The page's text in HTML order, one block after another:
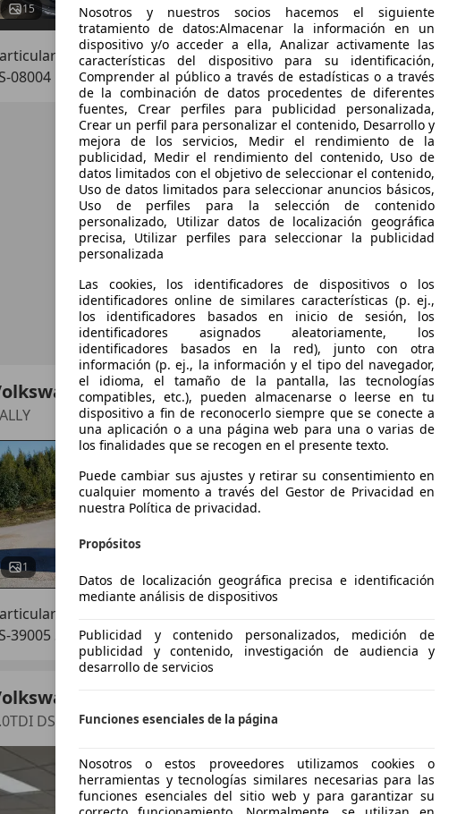
15 04/2015 137.173 km
08004 Barcelona
Scirocco
1
€ 1 Sin
02/1979 8.000 km
39005 Santander
Scirocco
DSG
€ 6.990 Súperoferta
Nosotros y nuestros socios hacemos el siguiente
tratamiento de datos:Almacenar la información en un
dispositivo y/o acceder a ella, Analizar activamente las
características del dispositivo para su identificación,
Comprender al público a través de estadísticas o a través
de la combinación de datos procedentes de diferentes
fuentes, Crear perfiles para publicidad personalizada,
Crear un perfil para personalizar el contenido, Desarrollo y
mejora de los servicios, Medir el rendimiento de la
publicidad, Medir el rendimiento del contenido, Uso de
datos limitados con el objetivo de seleccionar el contenido,
Uso de datos limitados para seleccionar anuncios básicos,
Uso de perfiles para la selección de contenido
personalizado, Utilizar datos de localización geográfica
precisa, Utilizar perfiles para seleccionar la publicidad
personalizada
Las cookies, los identificadores de dispositivos o los
identificadores online de similares características (p. ej.,
los identificadores basados en inicio de sesión, los
identificadores asignados aleatoriamente, los
identificadores basados en la red), junto con otra
información (p. ej., la información y el tipo del navegador,
el idioma, el tamaño de la pantalla, las tecnologías
compatibles, etc.), pueden almacenarse o leerse en tu
dispositivo a fin de reconocerlo siempre que se conecte a
una aplicación o a una página web para una o varias de
los finalidades que se recogen en el presente texto.
Puede cambiar sus ajustes y retirar su consentimiento en
cualquier momento a través del Gestor de Privacidad en
nuestra Política de privacidad.
Propósitos
Datos de localización geográfica precisa e identificación
mediante análisis de dispositivos
Publicidad y contenido personalizados, medición de
publicidad y contenido, investigación de audiencia y
desarrollo de servicios
Funciones esenciales de la página
Nosotros o estos proveedores utilizamos cookies o
herramientas y tecnologías similares necesarias para las
funciones esenciales del sitio web y para garantizar su